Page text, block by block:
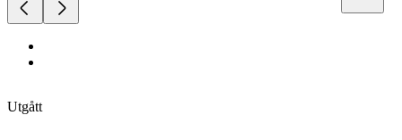
Utgått